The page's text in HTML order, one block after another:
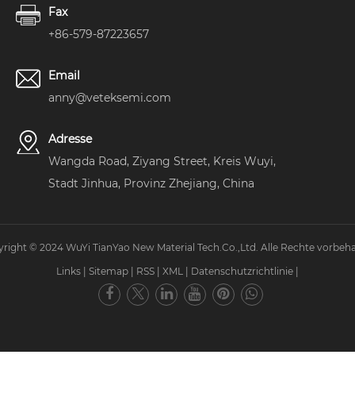
Fax
+86-579-87223657
Email
anny@veteksemi.com
Adresse
Wangda Road, Ziyang Street, Kreis Wuyi,
Stadt Jinhua, Provinz Zhejiang, China
© 2024 WuYi TianYao New Material Tech.Co.,Ltd. Alle Rechte
Links | Sitemap | RSS | XML | Datenschutzrichtlinie |